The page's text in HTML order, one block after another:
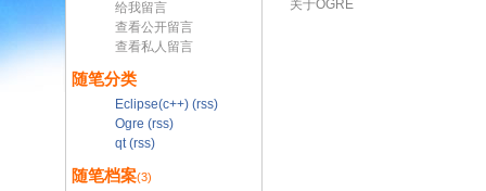
给我留言
查看公开留言
查看私人留言
随笔分类
Eclipse(c++) (rss)
Ogre (rss)
qt (rss)
随笔档案(3)
关于OGRE